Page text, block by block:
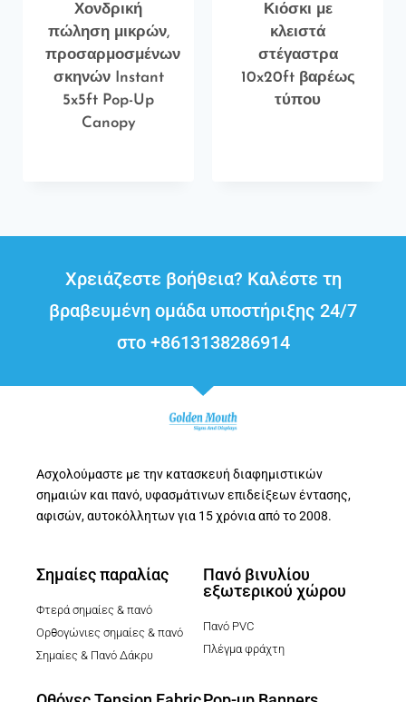
Χονδρική
πώληση μικρών,
προσαρμοσμένων
σκηνών Instant
5x5ft Pop-Up
Canopy
Κιόσκι με
κλειστά
στέγαστρα
10x20ft βαρέως
τύπου
Χρειάζεστε βοήθεια? Καλέστε τη
βραβευμένη ομάδα υποστήριξης 24/7
στο +8613138286914
Ασχολούμαστε με την κατασκευή διαφημιστικών
σημαιών και πανό, υφασμάτινων επιδείξεων έντασης,
αφισών, αυτοκόλλητων για 15 χρόνια από το 2008.
Σημαίες παραλίας
Φτερά σημαίες & πανό
Ορθογώνιες σημαίες & πανό
Σημαίες & Πανό Δάκρυ
Πανό βινυλίου
εξωτερικού χώρου
Πανό PVC
Πλέγμα φράχτη